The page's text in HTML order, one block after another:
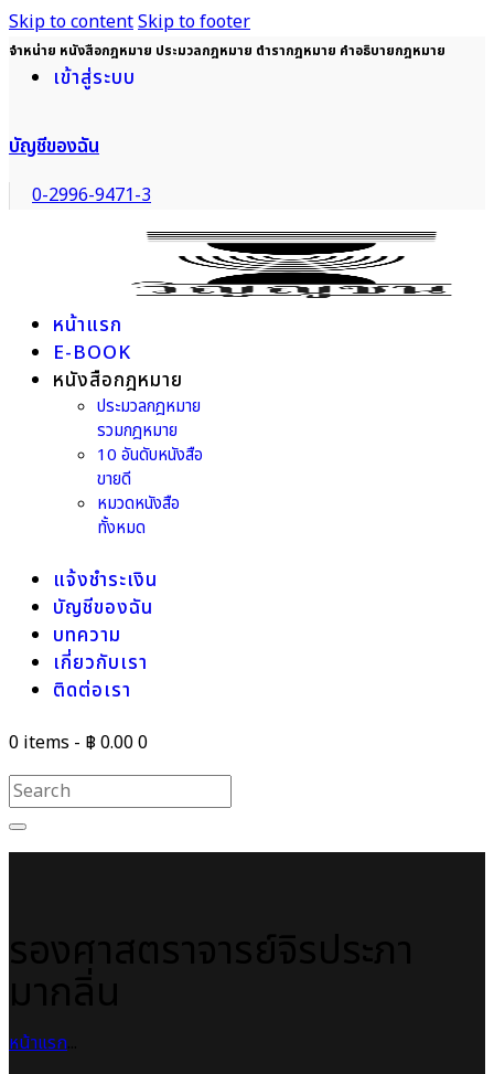
Skip to contentSkip to footer
จำหน่าย หนังสือกฎหมาย ประมวลกฎหมาย ตำรากฎหมาย คำอธิบายกฎหมาย
เข้าสู่ระบบ
บัญชีของฉัน
0-2996-9471-3
หน้าแรก
E-BOOK
หนังสือกฎหมาย
ประมวลกฎหมาย
รวมกฎหมาย
10 อันดับหนังสือ
ขายดี
หมวดหนังสือ
ทั้งหมด
แจ้งชำระเงิน
บัญชีของฉัน
บทความ
เกี่ยวกับเรา
ติดต่อเรา
0 items - ฿ 0.000
หน้าแรก